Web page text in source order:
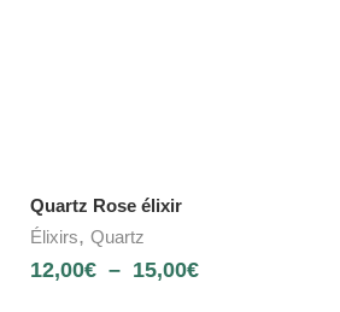
Quartz Rose élixir
Élixirs,Quartz
12,00€ – 15,00€